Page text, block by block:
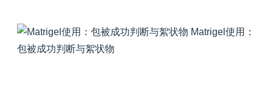
Matrigel使用：
包被成功判断与絮状物